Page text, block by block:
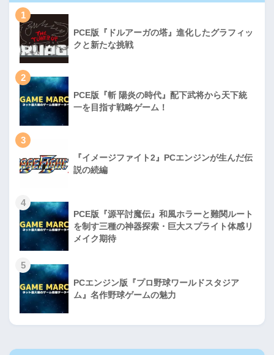
1
PCE版『ドルアーガの塔』進化したグラフィッ
クと新たな挑戦
2
PCE版『斬 陽炎の時代』配下武将から天下統
一を目指す戦略ゲーム！
3
『イメージファイト2』PCエンジンが生んだ伝
説の続編
4
PCE版『源平討魔伝』和風ホラーと難関ルート
を制す三種の神器探索・巨大スプライト体感リ
メイク期待
5
PCエンジン版『プロ野球ワールドスタジア
ム』名作野球ゲームの魅力